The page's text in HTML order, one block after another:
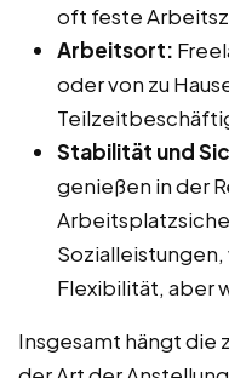
oft feste
Arbeitsort:
oder von zu
Stabilität und
genießen in der
Flexibilität, aber
Insgesamt hängt die